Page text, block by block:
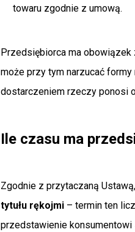
towaru zgodnie z umową.
Przedsiębiorca ma
może przy tym narzucać
dostarczeniem rzeczy ponosi
Ile czasu ma
Zgodnie z przytaczaną Ustawą,
tytułu rękojmi – termin ten
przedstawienie